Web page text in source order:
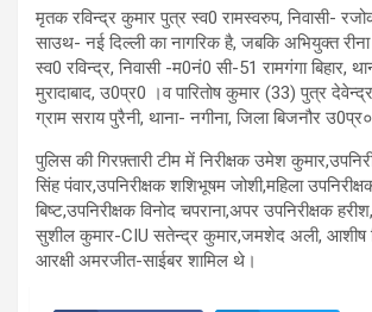
मृतक रविन्द्र कुमार पुत्र स्व0 रामस्वरुप, निवासी-
साउथ- नई दिल्ली का नागरिक है, जबकि अभियुक्त
स्व0 रविन्द्र, निवासी -म0नं0 सी-51 रामगंगा बिहार,
मुरादाबाद, उ0प्र0 ।व पारितोष कुमार (33) पुत्र
ग्राम सराय पुरैनी, थाना- नगीना, जिला बिजनौर
पुलिस की गिरफ़्तारी टीम में निरीक्षक उमेश
सिंह पंवार,उपनिरीक्षक शशिभूषम जोशी,महिला
बिष्ट,उपनिरीक्षक विनोद चपराना,अपर उपनिरीक्षक
सुशील कुमार-CIU सतेन्द्र कुमार,जमशेद अली, आशीष
आरक्षी अमरजीत-साईबर शामिल थे।